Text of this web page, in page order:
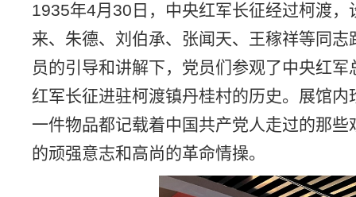
1935年4月 30 日，中央红军长征经过柯渡
来、朱德、刘伯承、张闻天、王稼祥等同
员的引导和讲解下，党员们参观了中央红
红军长征进驻柯渡镇丹桂村的历史。展馆
一件物品都记载着中国共产党人走过的那
的顽强意志和高尚的革命情操。